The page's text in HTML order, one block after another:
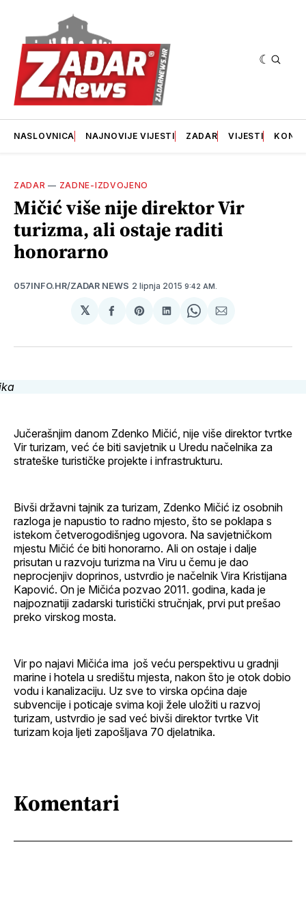
NASLOVNICA NAJNOVIJE VIJESTI ZADAR VIJESTI
ZADAR — ZADNE-IZDVOJENO
Mičić više nije direktor Vir
turizma, ali ostaje raditi
honorarno
057INFO.HR/ZADAR NEWS 2 lipnja 2015 9:42 AM.
𝕏
podijeliSharepodijeliSharepodijeli
Jučerašnjim danom Zdenko Mičić, nije više direktor tvrtke
Vir turizam, već će biti savjetnik u Uredu načelnika za
strateške turističke projekte i infrastrukturu.
Bivši državni tajnik za turizam, Zdenko Mičić iz osobnih
razloga je napustio to radno mjesto, što se poklapa s
istekom četverogodišnjeg ugovora. Na savjetničkom
mjestu Mičić će biti honorarno. Ali on ostaje i dalje
prisutan u razvoju turizma na Viru u čemu je dao
neprocjenjiv doprinos, ustvrdio je načelnik Vira Kristijana
Kapović. On je Mičića pozvao 2011. godina, kada je
najpoznatiji zadarski turistički stručnjak, prvi put prešao
preko virskog mosta.
Vir po najavi Mičića ima još veću perspektivu u gradnji
marine i hotela u središtu mjesta, nakon što je otok dobio
vodu i kanalizaciju. Uz sve to virska općina daje
subvencije i poticaje svima koji žele uložiti u razvoj
turizam, ustvrdio je sad već bivši direktor tvrtke Vit
turizam koja ljeti zapošljava 70 djelatnika.
Komentari